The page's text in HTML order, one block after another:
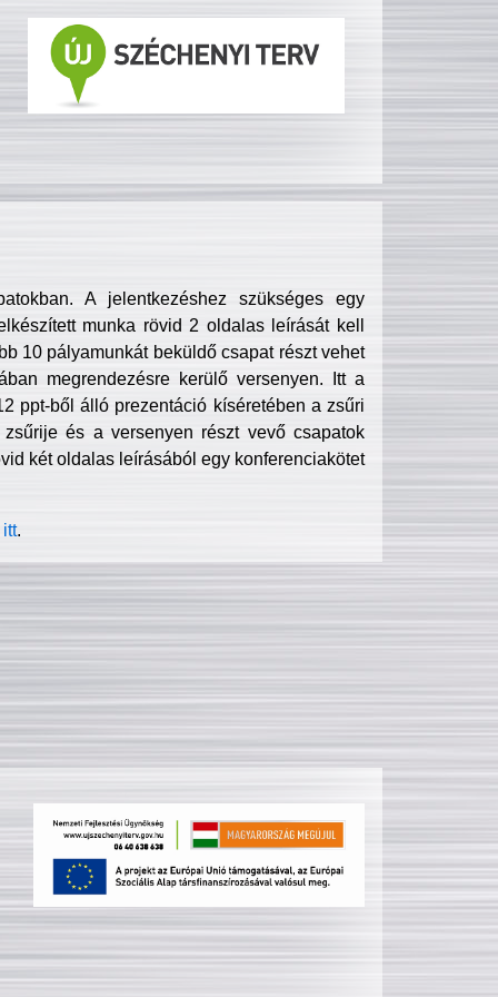
A jelentkezéshez szükséges egy
munka rövid 2 oldalas leírását kell
10 pályamunkát beküldő csapat részt vehet
megrendezésre kerülő versenyen. Itt a
ppt-ből álló prezentáció kíséretében a zsűri
és a versenyen részt vevő csapatok
két oldalas leírásából egy konferenciakötet
itt.